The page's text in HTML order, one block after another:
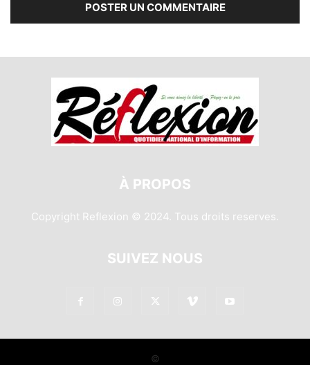
À PROPOS
Copyright Reflexion © 2024. Tous droits reserves.
SUIVEZ NOUS
©